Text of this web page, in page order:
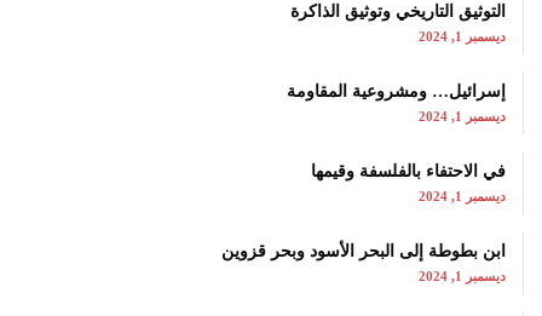
التوثيق التاريخي وتوثيق الذاكرة
ديسمبر 1, 2024
إسرائيل… ومشروعية المقاومة
ديسمبر 1, 2024
في الاحتفاء بالفلسفة وقيمها
ديسمبر 1, 2024
ابن بطوطة إلى البحر الأسود وبحر قزوين
ديسمبر 1, 2024